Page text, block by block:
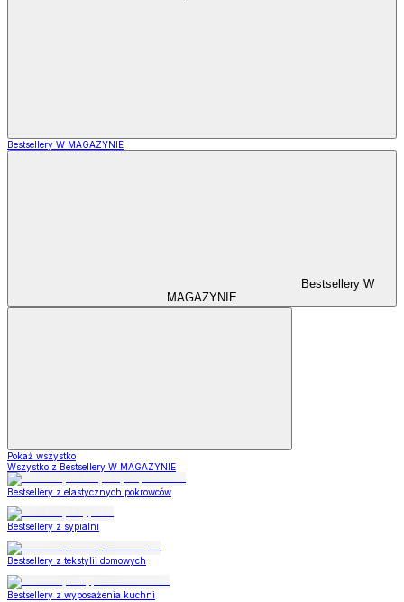
Bestsellery W MAGAZYNIE
Bestsellery W
MAGAZYNIE
Pokaż wszystko
Wszystko z Bestsellery W MAGAZYNIE
Bestsellery z elastycznych pokrowców
Bestsellery z sypialni
Bestsellery z tekstylii domowych
Bestsellery z wyposażenia kuchni